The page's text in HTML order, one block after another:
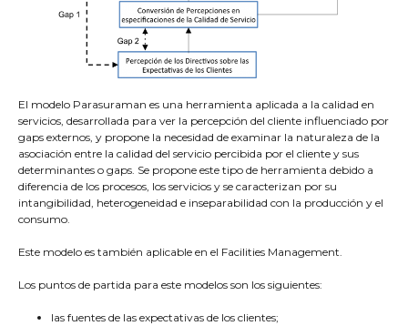
El modelo Parasuraman es una herramienta aplicada a la calidad en
servicios, desarrollada para ver la percepción del cliente influenciado por
gaps externos, y propone la necesidad de examinar la naturaleza de la
asociación entre la calidad del servicio percibida por el cliente y sus
determinantes o gaps. Se propone este tipo de herramienta debido a
diferencia de los procesos, los servicios y se caracterizan por su
intangibilidad, heterogeneidad e inseparabilidad con la producción y el
consumo.
Este modelo es también aplicable en el Facilities Management.
Los puntos de partida para este modelos son los siguientes:
las fuentes de las expectativas de los clientes;